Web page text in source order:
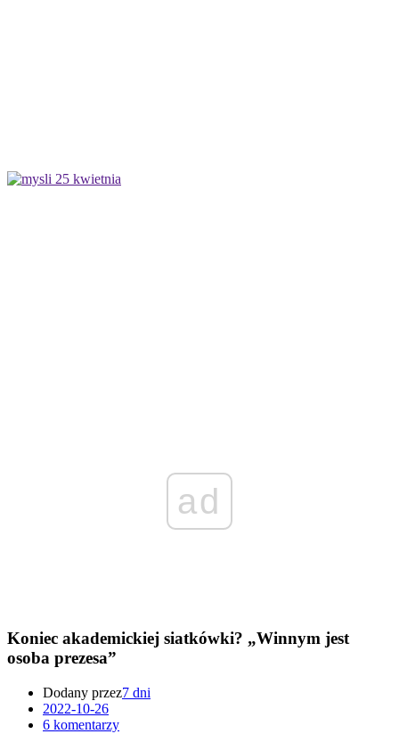
ad
Koniec akademickiej siatkówki? „Winnym jest
osoba prezesa”
Dodany przez7 dni
2022-10-26
6 komentarzy